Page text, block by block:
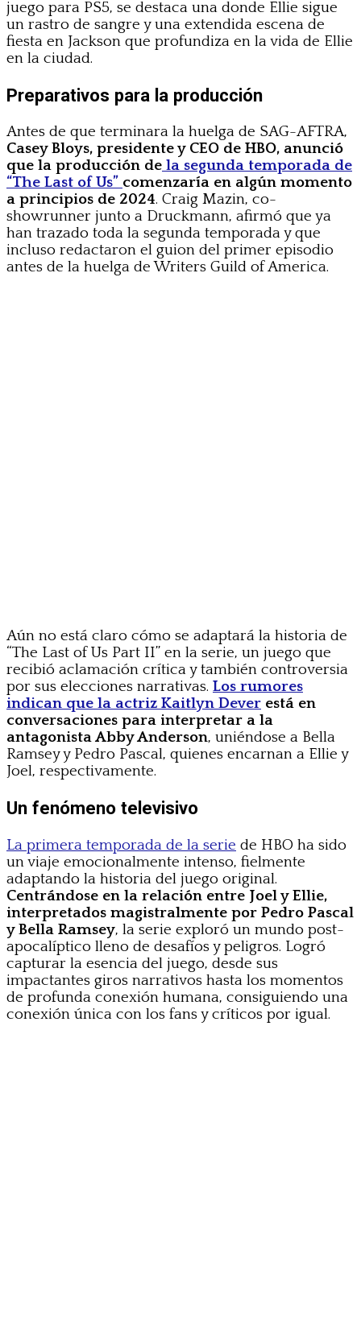
juego para PS5, se destaca una donde Ellie sigue
un rastro de sangre y una extendida escena de
fiesta en Jackson que profundiza en la vida de Ellie
en la ciudad.
Preparativos para la producción
Antes de que terminara la huelga de SAG-AFTRA,
Casey Bloys, presidente y CEO de HBO, anunció
que la producción de la segunda temporada de
“The Last of Us” comenzaría en algún momento
a principios de 2024. Craig Mazin, co-
showrunner junto a Druckmann, afirmó que ya
han trazado toda la segunda temporada y que
incluso redactaron el guion del primer episodio
antes de la huelga de Writers Guild of America.
Aún no está claro cómo se adaptará la historia de
“The Last of Us Part II” en la serie, un juego que
recibió aclamación crítica y también controversia
por sus elecciones narrativas. Los rumores
indican que la actriz Kaitlyn Dever está en
conversaciones para interpretar a la
antagonista Abby Anderson, uniéndose a Bella
Ramsey y Pedro Pascal, quienes encarnan a Ellie y
Joel, respectivamente.
Un fenómeno televisivo
La primera temporada de la serie de HBO ha sido
un viaje emocionalmente intenso, fielmente
adaptando la historia del juego original.
Centrándose en la relación entre Joel y Ellie,
interpretados magistralmente por Pedro Pascal
y Bella Ramsey, la serie exploró un mundo post-
apocalíptico lleno de desafíos y peligros. Logró
capturar la esencia del juego, desde sus
impactantes giros narrativos hasta los momentos
de profunda conexión humana, consiguiendo una
conexión única con los fans y críticos por igual.